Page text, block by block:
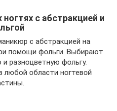
с абстракцией и
с абстракцией на
помощи фольги. Выбирают
разноцветную фольгу.
области ногтевой